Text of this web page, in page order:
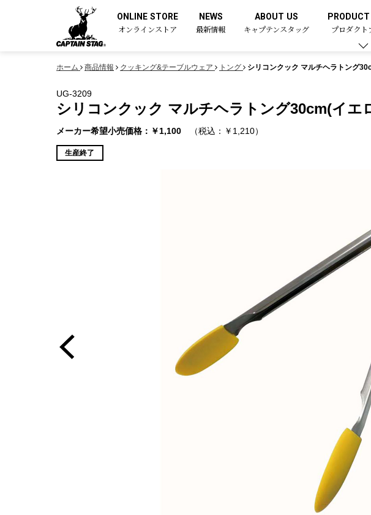
ONLINE STORE
オンラインストア
NEWS
最新情報
ABOUT US
キャプテンスタッグ プロダクト
ホーム 商品情報 クッキング&テーブルウェア トング シリコンクック マルチヘラトング
UG-3209
シリコンクック マルチヘラトング30cm(イエ
メーカー希望小売価格：￥1,100 （税込：￥1,210）
生産終了